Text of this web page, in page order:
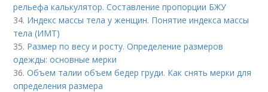
рельефа калькулятор. Составление пропорции БЖУ
34. Индекс массы тела у женщин. Понятие индекса массы
тела (ИМТ)
35. Размер по весу и росту. Определение размеров
одежды: основные мерки
36.Объем талии объем бедер груди. Как снять мерки для
определения размера